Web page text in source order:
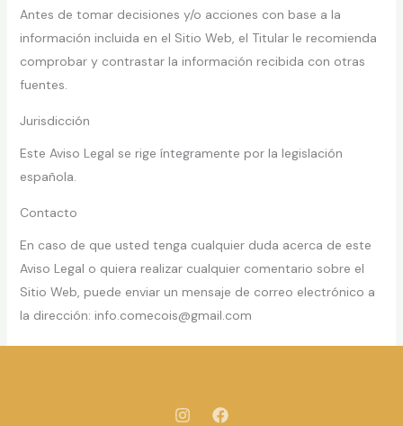
Antes de tomar decisiones y/o acciones con base a la
información incluida en el Sitio Web, el Titular le recomienda
comprobar y contrastar la información recibida con otras
fuentes.
Jurisdicción
Este Aviso Legal se rige íntegramente por la legislación
española.
Contacto
En caso de que usted tenga cualquier duda acerca de este
Aviso Legal o quiera realizar cualquier comentario sobre el
Sitio Web, puede enviar un mensaje de correo electrónico a
la dirección: info.comecois@gmail.com